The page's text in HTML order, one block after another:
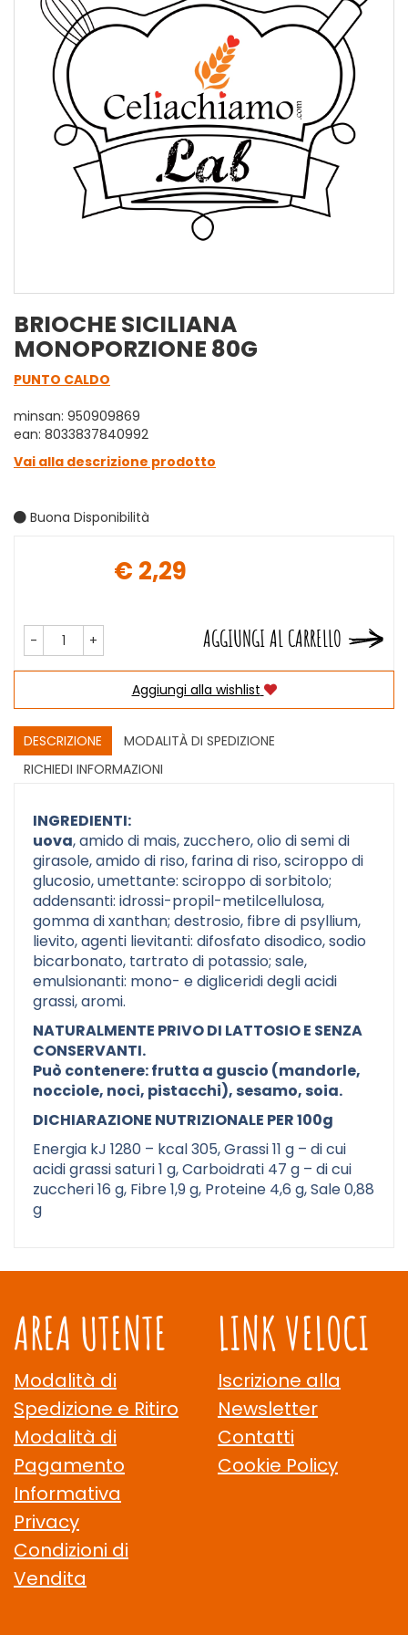
BRIOCHE SICILIANA
MONOPORZIONE 80G
PUNTO CALDO
minsan: 950909869
ean: 8033837840992
Vai alla descrizione prodotto
Buona Disponibilità
€ 2,29
- + AGGIUNGI AL CARRELLO
Aggiungi alla wishlist
DESCRIZIONE
MODALITÀ DI SPEDIZIONE
RICHIEDI INFORMAZIONI
INGREDIENTI:
uova, amido di mais, zucchero, olio di semi di
girasole, amido di riso, farina di riso, sciroppo di
glucosio, umettante: sciroppo di sorbitolo;
addensanti: idrossi-propil-metilcellulosa,
gomma di xanthan; destrosio, fibre di psyllium,
lievito, agenti lievitanti: difosfato disodico, sodio
bicarbonato, tartrato di potassio; sale,
emulsionanti: mono- e digliceridi degli acidi
grassi, aromi.
NATURALMENTE PRIVO DI LATTOSIO E SENZA
CONSERVANTI.
Può contenere: frutta a guscio (mandorle,
nocciole, noci, pistacchi), sesamo, soia.
DICHIARAZIONE NUTRIZIONALE PER 100g
Energia kJ 1280 – kcal 305, Grassi 11 g – di cui
acidi grassi saturi 1 g, Carboidrati 47 g – di cui
zuccheri 16 g, Fibre 1,9 g, Proteine 4,6 g, Sale 0,88
g
AREA UTENTE
Modalità di
Spedizione e Ritiro
Modalità di
Pagamento
Informativa
Privacy
Condizioni di
Vendita
LINK VELOCI
Iscrizione alla
Newsletter
Contatti
Cookie Policy